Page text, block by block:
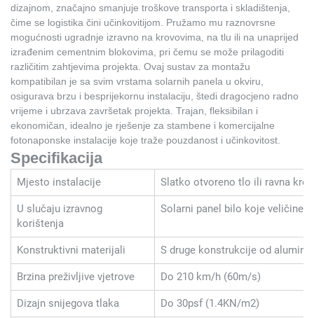
dizajnom, značajno smanjuje troškove transporta i skladištenja,
čime se logistika čini učinkovitijom. Pružamo mu raznovrsne
mogućnosti ugradnje izravno na krovovima, na tlu ili na unaprijed
izrađenim cementnim blokovima, pri čemu se može prilagoditi
različitim zahtjevima projekta. Ovaj sustav za montažu
kompatibilan je sa svim vrstama solarnih panela u okviru,
osigurava brzu i besprijekornu instalaciju, štedi dragocjeno radno
vrijeme i ubrzava završetak projekta. Trajan, fleksibilan i
ekonomičan, idealno je rješenje za stambene i komercijalne
fotonaponske instalacije koje traže pouzdanost i učinkovitost.
Specifikacija
Mjesto instalacije Slatko otvoreno tlo ili ravna krov
U slučaju izravnog
korištenja
Solarni panel bilo koje veličine
Konstruktivni materijali S druge konstrukcije od
Brzina preživljive vjetrove Do 210 km/h (60m/s)
Dizajn snijegova tlaka Do 30psf (1.4KN/m2)